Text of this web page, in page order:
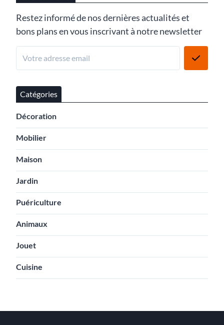
Restez informé de nos dernières actualités et
bons plans en vous inscrivant à notre newsletter
Catégories
Décoration
Mobilier
Maison
Jardin
Puériculture
Animaux
Jouet
Cuisine